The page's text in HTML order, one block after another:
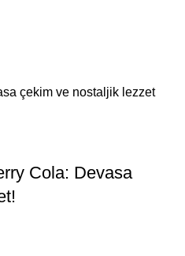
Cola: Devasa